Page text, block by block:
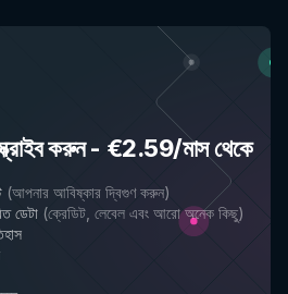
করুন- €2.59/মাস থেকে
(আপনার আবিষ্কার দ্বিগুণ করুন)
ডেটা (ক্রেডিট, লেবেল এবং আরো অনেক কিছু)